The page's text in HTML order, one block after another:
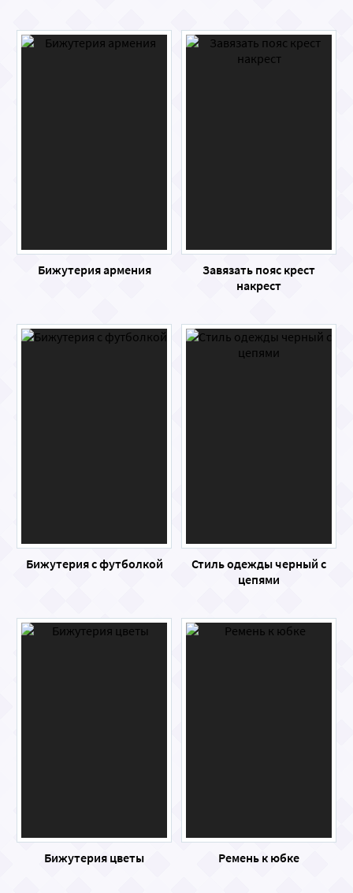
Бижутерия армения
Завязать пояс крест
накрест
Бижутерия с футболкой
Стиль одежды черный с
цепями
Бижутерия цветы Ремень к юбке